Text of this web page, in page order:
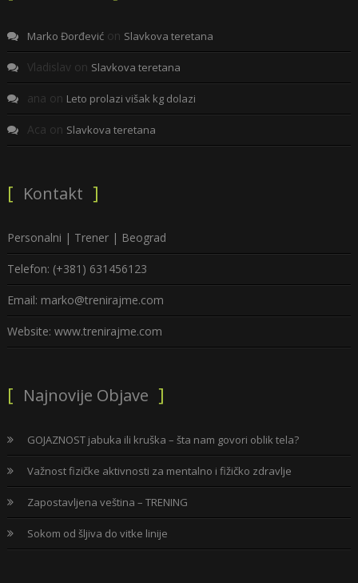
Marko Đorđevićon Slavkova teretana
Vladislav on Slavkova teretana
ana on Leto prolazi višak kg dolazi
Aca on Slavkova teretana
Kontakt
Personalni | Trener | Beograd
Telefon: (+381) 631456123
Email: marko@trenirajme.com
Website: www.trenirajme.com
Najnovije Objave
GOJAZNOST jabuka ili kruška – šta nam govori oblik tela?
Važnost fizičke aktivnosti za mentalno i fižičko zdravlje
Zapostavljena veština – TRENING
Sokom od šljiva do vitke linije